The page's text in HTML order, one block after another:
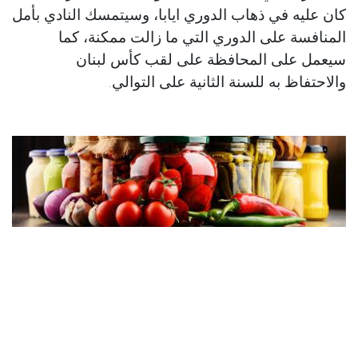
كان عليه في ذهاب الدوري ايابا، وسيتمسك النادي بأمل
المنافسة على الدوري التي ما زالت ممكنة، كما
سيعمل على المحافظة على لقب كأس لبنان
والاحتفاظ به للسنة الثانية على التوالي.